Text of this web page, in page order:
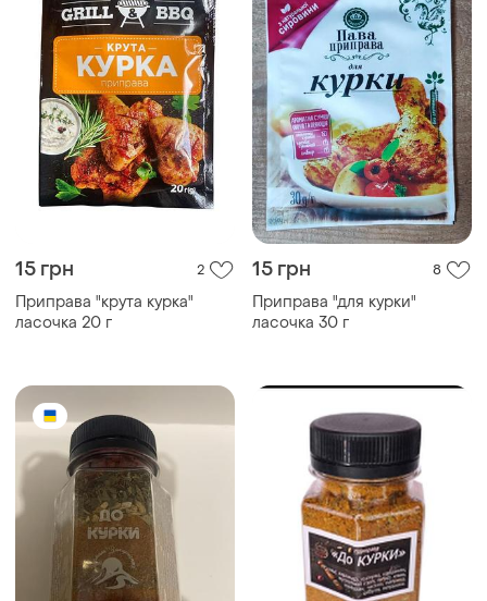
15 грн 2
Приправа "крута курка"
ласочка 20 г
15 грн 8
Приправа "для курки"
ласочка 30 г